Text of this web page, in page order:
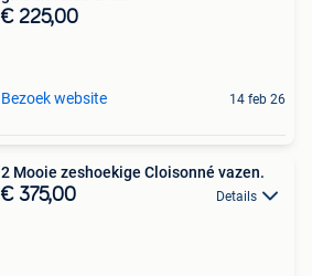
€ 225,00
Bezoek website 14 feb 26
2 Mooie zeshoekige Cloisonné vazen.
€ 375,00 Details